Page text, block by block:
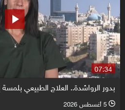
07:34
بدور الرواشدة.. العلاج الطبيعي بلمسة
l 5 أغسطس 2026